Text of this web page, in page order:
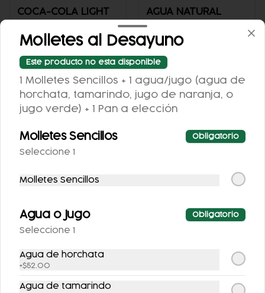
COCA-COLA LIGHT
$25.00
AGUA NATURAL
$25.00
$25.00
Molletes al Desayuno
Este producto no esta disponible
1 Molletes Sencillos + 1 agua/jugo (agua de
horchata, tamarindo, jugo de naranja, o
jugo verde) + 1 Pan a elección
Molletes Sencillos Obligatorio
Seleccione 1
Molletes Sencillos
Agua o Jugo Obligatorio
Seleccione 1
Agua de horchata
+$52.00
Agua de tamarindo